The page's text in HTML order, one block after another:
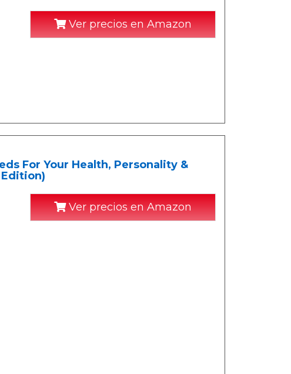
Ver precios en Amazon
For Your Health, Personality &
Ver precios en Amazon